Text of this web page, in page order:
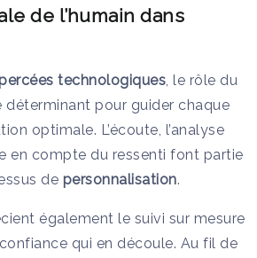
de l’humain dans
technologiques , le rôle du
déterminant pour guider chaque
optimale. L’écoute, l’analyse
en compte du ressenti font partie
de personnalisation.
également le suivi sur mesure
qui en découle. Au fil de